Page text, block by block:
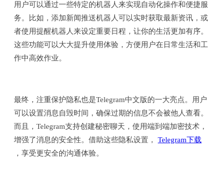
用户可以通过一些特定的机器人来实现自动化操作和便捷服
务。比如，添加新闻推送机器人可以实时获取最新资讯，或
者使用提醒机器人来设定重要日程，让你的生活更加有序。
这些功能可以大大提升使用体验，方便用户在日常生活和工
作中高效作业。
最终，注重保护隐私也是Telegram中文版的一大亮点。用户
可以设置消息自毁时间，确保过期的信息不会被他人查看。
而且，Telegram支持创建秘密聊天，使用端到端加密技术，
增强了消息的安全性。借助这些隐私设置， Telegram下载
，享受更安全的沟通体验。